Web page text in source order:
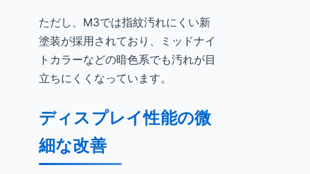
ただし、M3では指紋汚れにくい新
塗装が採用されており、ミッドナイ
トカラーなどの暗色系でも汚れが目
立ちにくくなっています。
ディスプレイ性能の微
細な改善